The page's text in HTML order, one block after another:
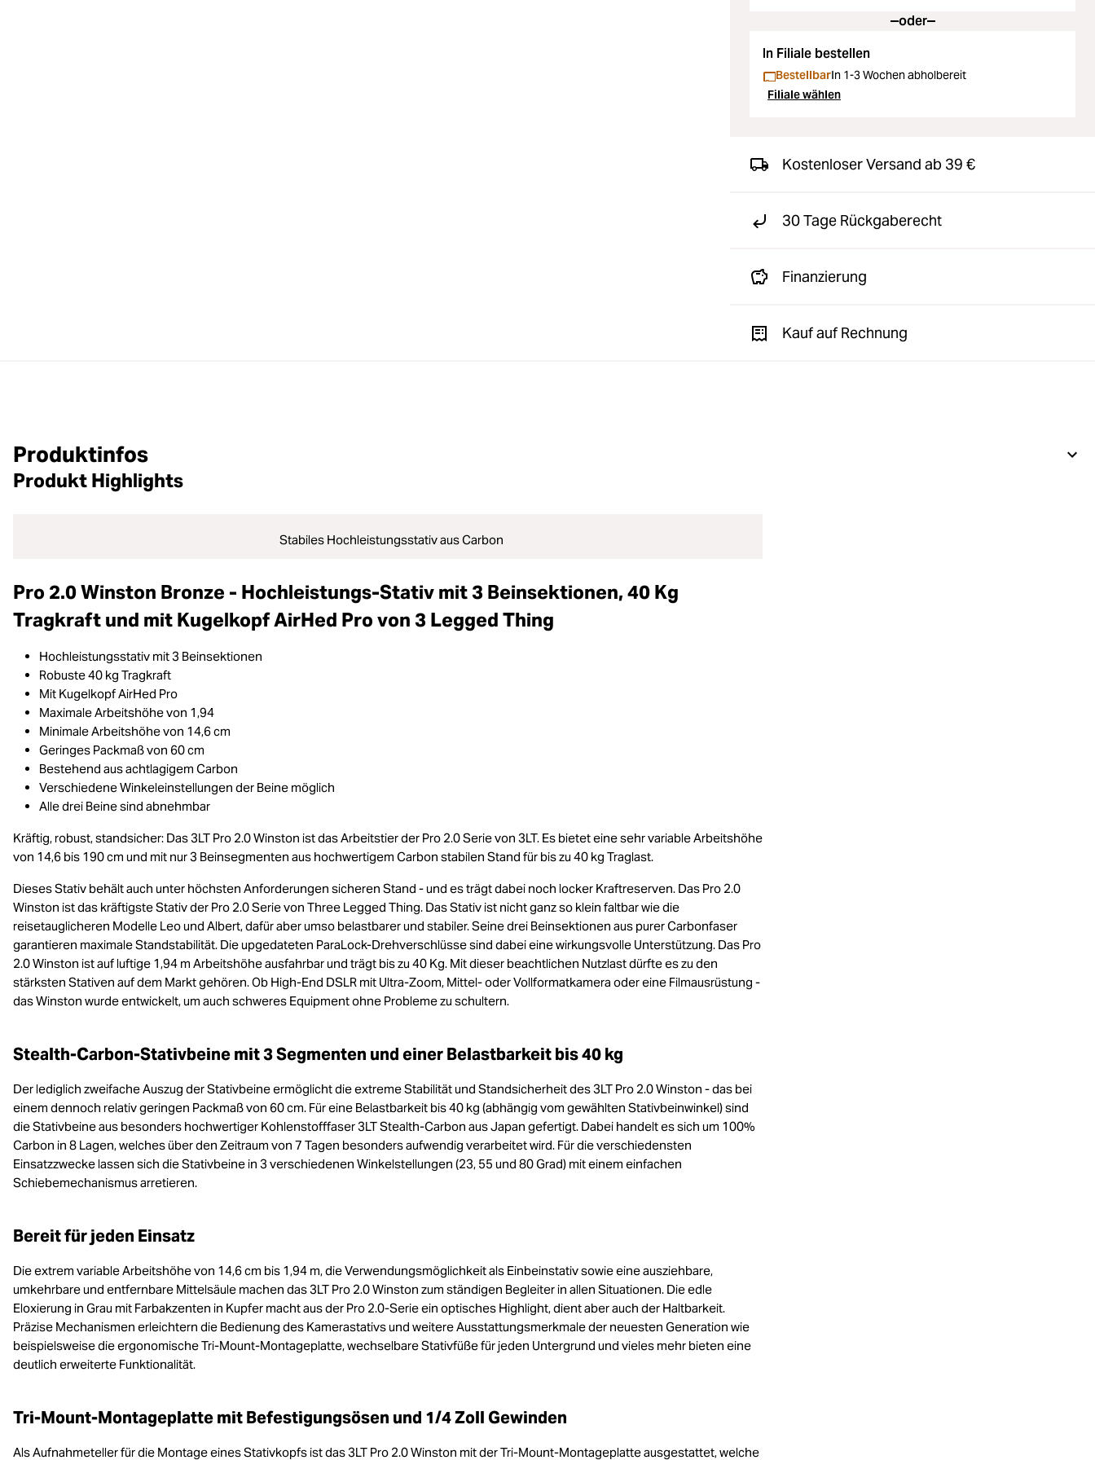
oder
In Filiale bestellen
BestellbarIn 1-3 Wochen abholbereit
Filiale wählen
Kostenloser Versand ab 39 €
30 Tage Rückgaberecht
Finanzierung
Kauf auf Rechnung
Produktinfos
Produkt Highlights
Stabiles Hochleistungsstativ aus Carbon
Pro 2.0 Winston Bronze - Hochleistungs-Stativ mit 3 Beinsektionen, 40 Kg
Tragkraft und mit Kugelkopf AirHed Pro von 3 Legged Thing
Hochleistungsstativ mit 3 Beinsektionen
Robuste 40 kg Tragkraft
Mit Kugelkopf AirHed Pro
Maximale Arbeitshöhe von 1,94
Minimale Arbeitshöhe von 14,6 cm
Geringes Packmaß von 60 cm
Bestehend aus achtlagigem Carbon
Verschiedene Winkeleinstellungen der Beine möglich
Alle drei Beine sind abnehmbar
Kräftig, robust, standsicher: Das 3LT Pro 2.0 Winston ist das Arbeitstier der Pro 2.0 Serie von 3LT. Es bietet eine sehr variable Arbeitshöhe
von 14,6 bis 190 cm und mit nur 3 Beinsegmenten aus hochwertigem Carbon stabilen Stand für bis zu 40 kg Traglast.
Dieses Stativ behält auch unter höchsten Anforderungen sicheren Stand - und es trägt dabei noch locker Kraftreserven. Das Pro 2.0
Winston ist das kräftigste Stativ der Pro 2.0 Serie von Three Legged Thing. Das Stativ ist nicht ganz so klein faltbar wie die
reisetauglicheren Modelle Leo und Albert, dafür aber umso belastbarer und stabiler. Seine drei Beinsektionen aus purer Carbonfaser
garantieren maximale Standstabilität. Die upgedateten ParaLock-Drehverschlüsse sind dabei eine wirkungsvolle Unterstützung. Das Pro
2.0 Winston ist auf luftige 1,94 m Arbeitshöhe ausfahrbar und trägt bis zu 40 Kg. Mit dieser beachtlichen Nutzlast dürfte es zu den
stärksten Stativen auf dem Markt gehören. Ob High-End DSLR mit Ultra-Zoom, Mittel- oder Vollformatkamera oder eine Filmausrüstung -
das Winston wurde entwickelt, um auch schweres Equipment ohne Probleme zu schultern.
Stealth-Carbon-Stativbeine mit 3 Segmenten und einer Belastbarkeit bis 40 kg
Der lediglich zweifache Auszug der Stativbeine ermöglicht die extreme Stabilität und Standsicherheit des 3LT Pro 2.0 Winston - das bei
einem dennoch relativ geringen Packmaß von 60 cm. Für eine Belastbarkeit bis 40 kg (abhängig vom gewählten Stativbeinwinkel) sind
die Stativbeine aus besonders hochwertiger Kohlenstofffaser 3LT Stealth-Carbon aus Japan gefertigt. Dabei handelt es sich um 100%
Carbon in 8 Lagen, welches über den Zeitraum von 7 Tagen besonders aufwendig verarbeitet wird. Für die verschiedensten
Einsatzzwecke lassen sich die Stativbeine in 3 verschiedenen Winkelstellungen (23, 55 und 80 Grad) mit einem einfachen
Schiebemechanismus arretieren.
Bereit für jeden Einsatz
Die extrem variable Arbeitshöhe von 14,6 cm bis 1,94 m, die Verwendungsmöglichkeit als Einbeinstativ sowie eine ausziehbare,
umkehrbare und entfernbare Mittelsäule machen das 3LT Pro 2.0 Winston zum ständigen Begleiter in allen Situationen. Die edle
Eloxierung in Grau mit Farbakzenten in Kupfer macht aus der Pro 2.0-Serie ein optisches Highlight, dient aber auch der Haltbarkeit.
Präzise Mechanismen erleichtern die Bedienung des Kamerastativs und weitere Ausstattungsmerkmale der neuesten Generation wie
beispielsweise die ergonomische Tri-Mount-Montageplatte, wechselbare Stativfüße für jeden Untergrund und vieles mehr bieten eine
deutlich erweiterte Funktionalität.
Tri-Mount-Montageplatte mit Befestigungsösen und 1/4 Zoll Gewinden
Als Aufnahmeteller für die Montage eines Stativkopfs ist das 3LT Pro 2.0 Winston mit der Tri-Mount-Montageplatte ausgestattet, welche